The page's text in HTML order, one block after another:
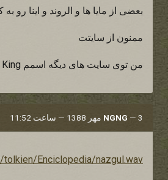
بعضی از مایا ها و الروند و اینا رو به
ممنون از سایتت
من توی سایت های دیگه اسمم Witch King هست
NGNG — 3 مهر 1388 — ساعت 11:52
tolkien/Enciclopedia/nazgul.wav